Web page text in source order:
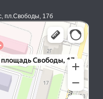
пл.Свободы, 17б